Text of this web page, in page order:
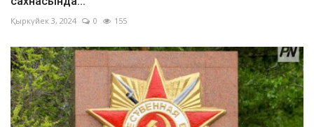
Қыркүйек 3, 2024 0 155